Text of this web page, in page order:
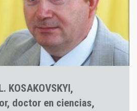
KOSAKOVSKYI,
doctor en ciencias,